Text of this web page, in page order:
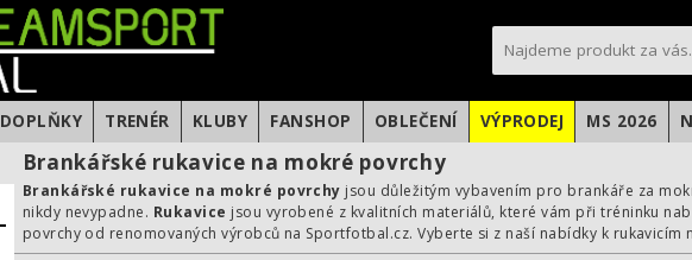
DOPLŇKY TRENÉR KLUBY FANSHOP OBLEČENÍ VÝPRODEJ MS 2026
Brankářské rukavice na mokré povrchy
Brankářské rukavice na mokré povrchy jsou důležitým vybavením pro brankáře za
nikdy nevypadne. Rukavice jsou vyrobené z kvalitních materiálů, které vám při tréninku
povrchy od renomovaných výrobců na Sportfotbal.cz. Vyberte si z naší nabídky k rukavicím